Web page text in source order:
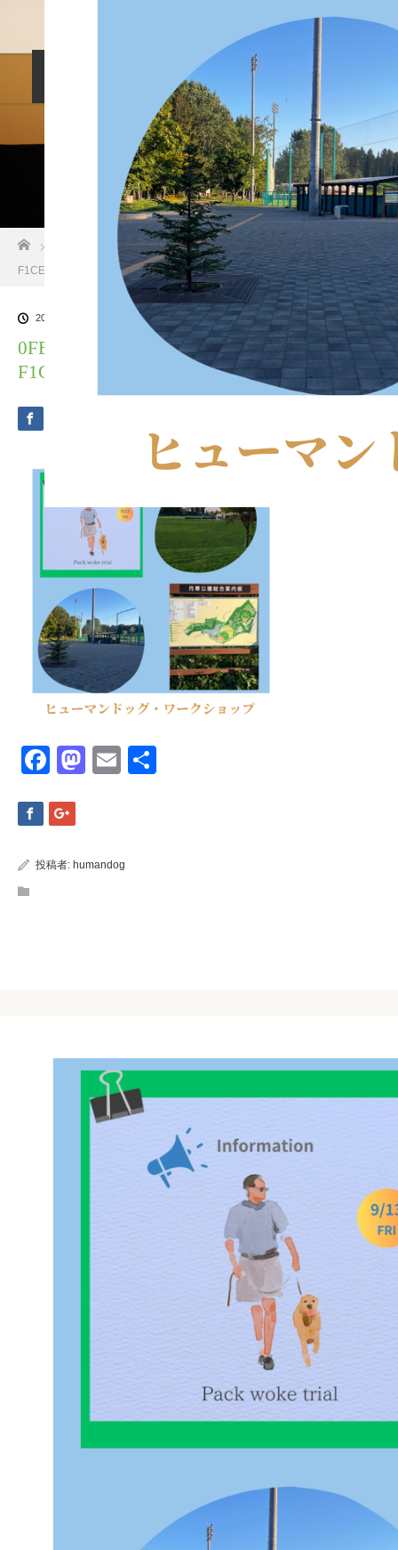
プロフィル しつけ相談
預託トレーニング その他のご案内
お問い合わせ
0FEA7A7B-4F06-4D81-92EB-
F1CE70D824C7
2024.09.10
0FEA7A7B-4F06-4D81-92EB-
F1CE70D824C7
Facebook
Mastodon
Email
投稿者: humandog